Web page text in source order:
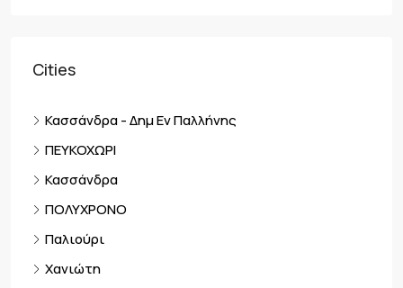
Cities
Κασσάνδρα - Δημ Εν Παλλήνης
ΠΕΥΚΟΧΩΡΙ
Κασσάνδρα
ΠΟΛΥΧΡΟΝΟ
Παλιούρι
Χανιώτη